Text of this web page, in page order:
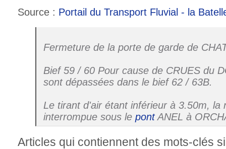
Source : Portail du Transport Fluvial - la
Fermeture de la porte de garde de
Bief 59 / 60 Pour cause de CRUES du
sont dépassées dans le bief 62 / 63B.
Le tirant d'air étant inférieur à 3.50m, la
interrompue sous le pontANEL à
Articles qui contiennent des mots-clés